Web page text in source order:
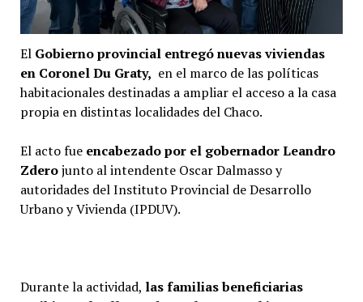
El Gobierno provincial entregó nuevas viviendas
en Coronel Du Graty, en el marco de las políticas
habitacionales destinadas a ampliar el acceso a la casa
propia en distintas localidades del Chaco.
El acto fue encabezado por el gobernador Leandro
Zderojunto al intendente Oscar Dalmasso y
autoridades del Instituto Provincial de Desarrollo
Urbano y Vivienda (IPDUV).
Durante la actividad, las familias beneficiarias